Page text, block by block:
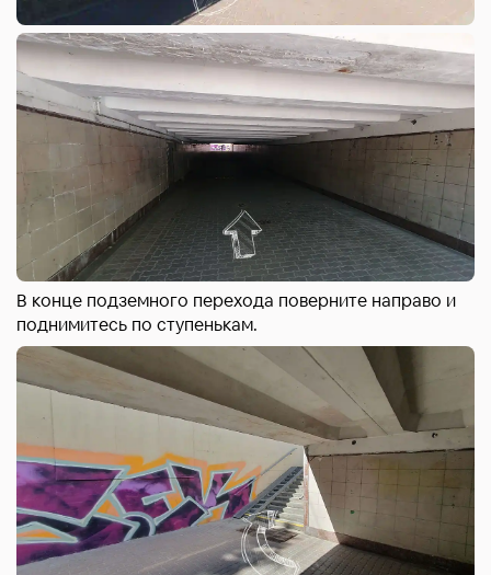
В конце подземного перехода поверните направо и
поднимитесь по ступенькам.